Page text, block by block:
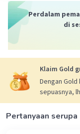
Perdalam
di
Klaim Gold
Dengan
sepuasnya,
Pertanyaan serupa